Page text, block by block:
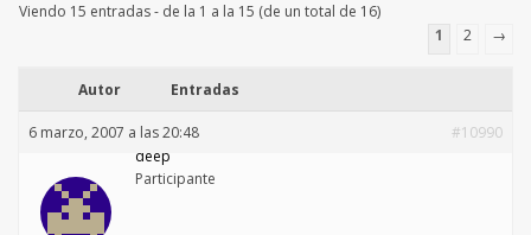
Entrar
Crear Cuenta
Viendo 15 entradas - de la 1 a la 15 (de un total de 16)
1
2 →
Autor Entradas
6 marzo, 2007 a las 20:48
#10990
deep
Participante